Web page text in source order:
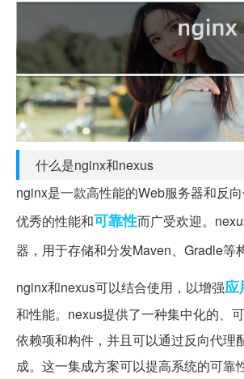
什么是nginx和nexus
nginx是一款高性能的Web服务器和反
优秀的性能和可靠性而广受欢迎。
器，用于存储和分发Maven、Gradle等
nginx和nexus可以结合使用，以增强应
和性能。nexus提供了一种集中化的、
依赖项和构件，并且可以通过反向代理
成。这一集成方案可以提高系统的可靠